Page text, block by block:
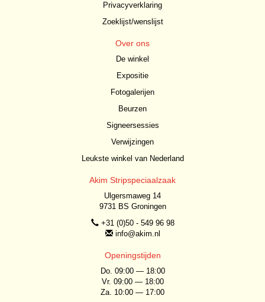
Privacyverklaring
Zoeklijst/wenslijst
Over ons
De winkel
Expositie
Fotogalerijen
Beurzen
Signeersessies
Verwijzingen
Leukste winkel van Nederland
Akim Stripspeciaalzaak
Ulgersmaweg 14
9731 BS Groningen
+31 (0)50 - 549 96 98
info@akim.nl
Openingstijden
Do. 09:00 — 18:00
Vr. 09:00 — 18:00
Za. 10:00 — 17:00